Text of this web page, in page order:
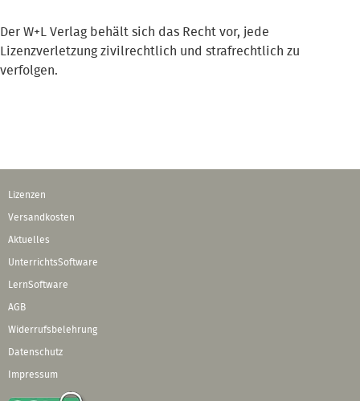
Der W+L Verlag behält sich das Recht vor, jede
Lizenzverletzung zivilrechtlich und strafrechtlich zu
verfolgen.
Lizenzen
Versandkosten
Aktuelles
UnterrichtsSoftware
LernSoftware
AGB
Widerrufsbelehrung
Datenschutz
Impressum